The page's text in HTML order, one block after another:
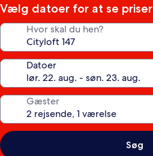
Vælg datoer for at se priser
Hvor skal du hen?
Datoer
Gæster
Søg